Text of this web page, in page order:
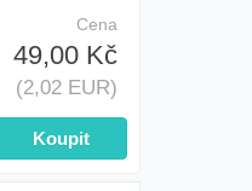
Cena
49,00 Kč
(2,02 EUR)